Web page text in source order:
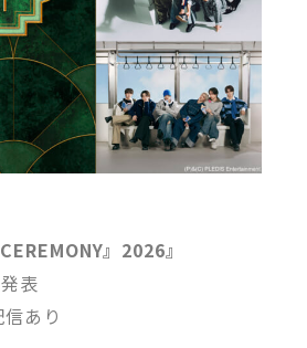
』2026』
表
あり